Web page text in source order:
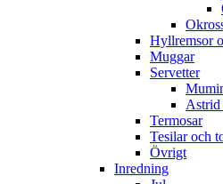
Hyllremsor
Muggar
Servetter
Astrid
Termosar
Tesilar och
Övrigt
Inredning